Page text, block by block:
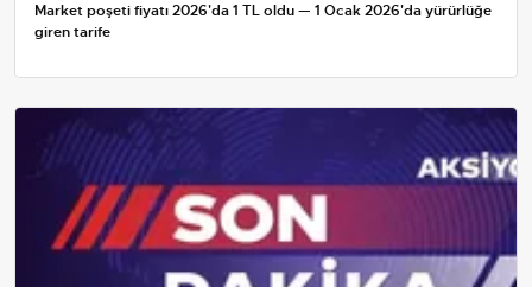
Market poşeti fiyatı 2026'da 1 TL oldu — 1 Ocak 2026'da yürürlüğe
giren tarife